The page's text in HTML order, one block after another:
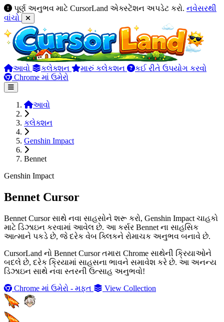
પૂર્ણ અનુભવ માટે CursorLand એક્સ્ટેંશન અપડેટ કરો. નવેસરથી
વાંચો
આવો કલેક્શન મારું કલેકશન
કઈ રીતે ઉપયોગ કરવો
Chrome માં ઉમેરો
આવો
કલેક્શન
Genshin Impact
Bennet
Genshin Impact
Bennet Cursor
Bennet Cursor સાથે નવા સાહસોને શરૂ કરો, Genshin Impact ચાહકો
માટે ડિઝાઇન કરવામાં આવેલ છે. આ કર્સર Bennet ના સાહસિક
આત્માને પકડે છે, જે દરેક વેબ ક્લિકને રોમાચક અનુભવ બનાવે છે.
CursorLand નો Bennet Cursor તમારા Chrome સાથેની ક્રિયાઓને
બદલે છે, દરેક ક્રિયામાં સાહસના ભાવને સમાવેશ કરે છે. આ અનન્ય
ડિઝાઇન સાથે નવા સ્તરની ઉત્સાહ અનુભવો!
Chrome માં ઉમેરો - મફત
View Collection